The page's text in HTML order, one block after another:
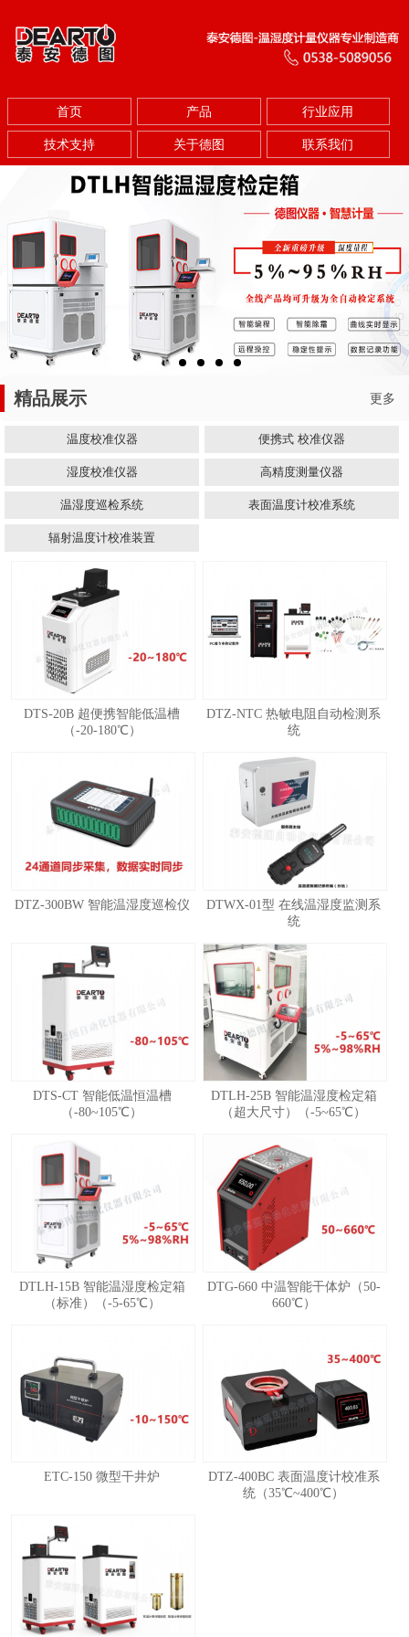
首页 产品 行业应用
技术支持 关于德图 联系我们
3 4
精品展示 更多
温度校准仪器 便携式 校准仪器
湿度校准仪器 高精度测量仪器
温湿度巡检系统 表面温度计校准系统
辐射温度计校准装置
DTS-20B 超便携智能低温槽
（-20-180℃）
DTZ-NTC 热敏电阻自动检测系
统
DTZ-300BW 智能温湿度巡检仪
DTWX-01型 在线温湿度监测系
统
DTS-CT 智能低温恒温槽
（-80~105℃）
DTLH-25B 智能温湿度检定箱
（超大尺寸）（-5~65℃）
DTLH-15B 智能温湿度检定箱
（标准）（-5-65℃）
DTG-660 中温智能干体炉（50-
660℃）
ETC-150 微型干井炉
DTZ-400BC 表面温度计校准系
统（35℃~400℃）